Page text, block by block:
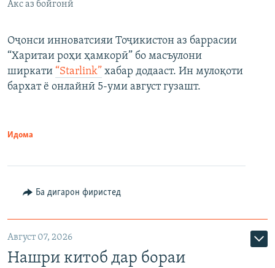
Акс аз бойгонӣ
Оҷонси инноватсияи Тоҷикистон аз баррасии
“Харитаи роҳи ҳамкорӣ” бо масъулони
ширкати “Starlink” хабар додааст. Ин мулоқоти
бархат ё онлайнӣ 5-уми август гузашт.
Идома
Ба дигарон фиристед
Август 07, 2026
Нашри китоб дар бораи